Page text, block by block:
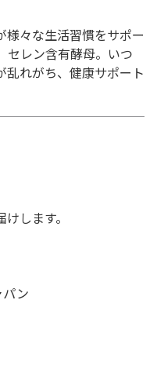
々な生活習慣をサポー
セレン含有酵母。いつ
乱れがち、健康サポート
します。
ン